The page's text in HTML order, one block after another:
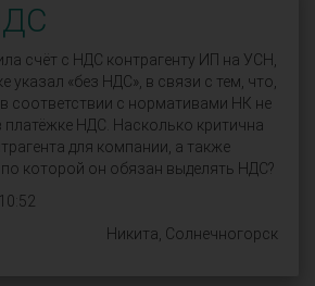
счёт с НДС контрагенту ИП на УСН,
указал «без НДС», в связи с тем, что,
соответствии с нормативами НК не
платёжке НДС. Насколько критична
для компании, а также
которой он обязан выделять НДС?
Никита, Солнечногорск